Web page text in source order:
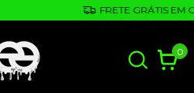
FRETE GRÁTIS EM
0